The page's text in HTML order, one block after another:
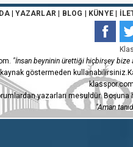
|YAZARLAR BLOG KÜNYE|
"İnsan beyninin ürettiği hiçbirşey bize
göstermeden
yazarları mesuldür.
"Aman